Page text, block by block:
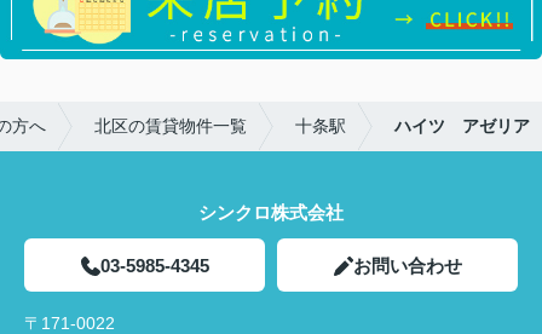
方へ 北区の賃貸物件一覧 十条駅 ハイツ アゼリア
シンクロ株式会社
03-5985-4345 お問い合わせ
〒171-0022